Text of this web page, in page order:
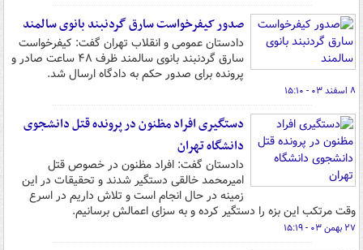
صدور کیفرخواست سارق گردنبند بانوی سالمند
دادستان عمومی و انقلاب تهران گفت: کیفرخواست
سارق گردنبند بانوی سالمند ظرف ۴۸ ساعت صادر و
پرونده برای صدور حکم به دادگاه ارسال شد.
۸ اسفند ۰۳ - ۱۵:۱۰
دستگیری افراد مظنون در پرونده قتل دانشجوی
دانشگاه تهران
دادستان گفت: افراد مظنون در خصوص قتل
امیرمحمد خالقی دستگیر شدند و تحقیقات در این
زمینه در حال انجام است و تلاش داریم در اسرع
وقت مرتکب این بزه را دستگیر کرده و به سزای اعمالش برسانیم.
۲۷ بهمن ۰۳ - ۱۵:۱۹